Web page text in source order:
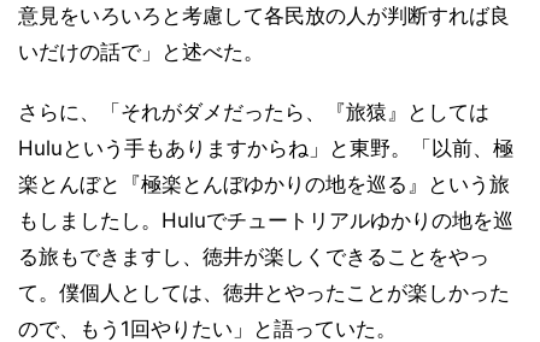
意見をいろいろと考慮して各民放の人が判断すれば良
いだけの話で」と述べた。
さらに、「それがダメだったら、『旅猿』としては
Huluという手もありますからね」と東野。「以前、極
楽とんぼと『極楽とんぼゆかりの地を巡る』という旅
もしましたし。Huluでチュートリアルゆかりの地を巡
る旅もできますし、徳井が楽しくできることをやっ
て。僕個人としては、徳井とやったことが楽しかった
ので、もう1回やりたい」と語っていた。